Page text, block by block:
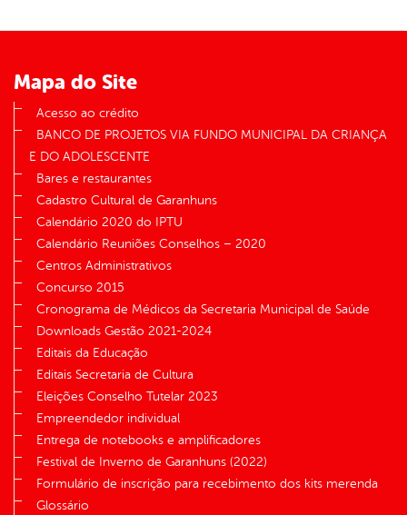
Mapa do Site
Acesso ao crédito
BANCO DE PROJETOS VIA FUNDO MUNICIPAL DA CRIANÇA
E DO ADOLESCENTE
Bares e restaurantes
Cadastro Cultural de Garanhuns
Calendário 2020 do IPTU
Calendário Reuniões Conselhos – 2020
Centros Administrativos
Concurso 2015
Cronograma de Médicos da Secretaria Municipal de Saúde
Downloads Gestão 2021-2024
Editais da Educação
Editais Secretaria de Cultura
Eleições Conselho Tutelar 2023
Empreendedor individual
Entrega de notebooks e amplificadores
Festival de Inverno de Garanhuns (2022)
Formulário de inscrição para recebimento dos kits merenda
Glossário